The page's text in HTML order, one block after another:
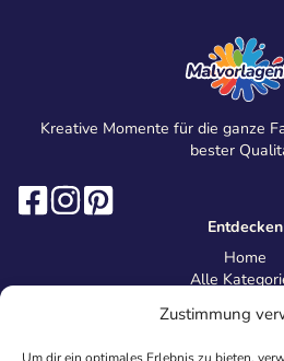
Zustimmung
Kreative Momente für die ganze
bester
Entdecken
Home
Alle
Information
Über uns